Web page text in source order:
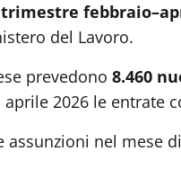
del Lavoro.
prevedono 8.460
2026 le entrate
assunzioni nel mese